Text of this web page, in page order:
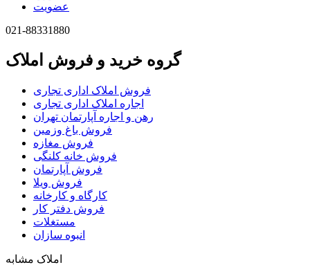
عضویت
021-88331880
گروه خرید و فروش املاک
فروش املاک اداری تجاری
اجاره املاک اداری تجاری
رهن و اجاره آپارتمان تهران
فروش باغ وزمین
فروش مغازه
فروش خانه کلنگی
فروش آپارتمان
فروش ویلا
کارگاه و کارخانه
فروش دفتر کار
مستغلات
انبوه سازان
املاک مشابه